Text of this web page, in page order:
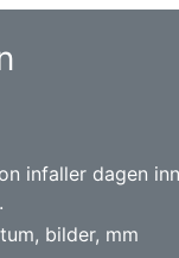
infaller dagen
bilder, mm